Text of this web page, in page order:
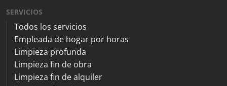
SERVICIOS
Todos los servicios
Empleada de hogar por horas
Limpieza profunda
Limpieza fin de obra
Limpieza fin de alquiler